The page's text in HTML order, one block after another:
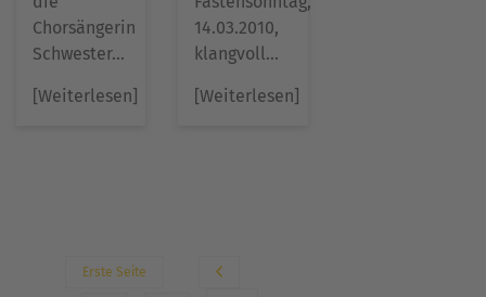
Chorsängerin
Schwester…
[Weiterlesen]
14.03.2010,
klangvoll…
[Weiterlesen]
Erste Seite